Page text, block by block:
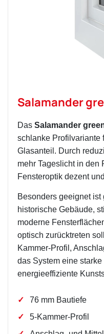
Salamander
Das Salamander
schlanke Profilvariante
Glasanteil. Durch
mehr Tageslicht in den
Fensteroptik dezent
Besonders geeignet
historische Gebäude,
moderne
optisch zurücktreten
Kammer-Profil,
das System eine
energieeffiziente
76 mm Bautiefe
5-Kammer-Profil